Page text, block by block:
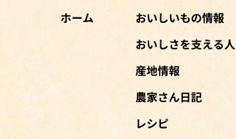
ホーム
おいしいもの情報
おいしさを支える人
産地情報
農家さん日記
レシピ